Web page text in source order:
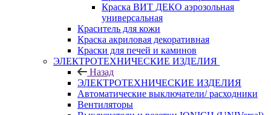
Краска ВИТ ДЕКО аэрозольная
универсальная
Краситель для кожи
Краска акриловая декоративная
Краски для печей и каминов
ЭЛЕКТРОТЕХНИЧЕСКИЕ ИЗДЕЛИЯ
Назад
ЭЛЕКТРОТЕХНИЧЕСКИЕ ИЗДЕЛИЯ
Автоматические выключатели/ расходники
Вентиляторы